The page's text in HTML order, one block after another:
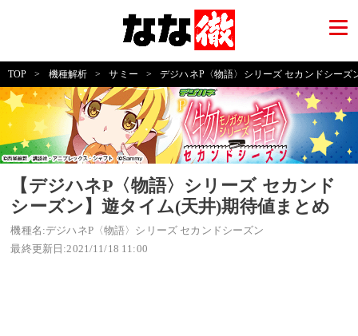
TOP > 機種解析 > サミー > デジハネP〈物語〉シリーズ セカンドシーズ
【デジハネP〈物語〉シリーズ セカンド
シーズン】遊タイム(天井)期待値まとめ
機種名:デジハネP〈物語〉シリーズ セカンドシーズン
最終更新日:2021/11/18 11:00